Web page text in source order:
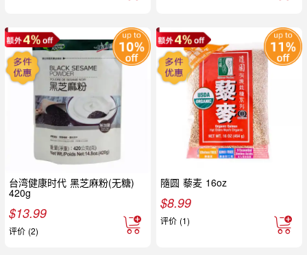
台湾健康时代 黑芝麻粉(无糖)
420g
$13.99
评价 (2)
隨圆 藜麦 16oz
$8.99
评价 (1)